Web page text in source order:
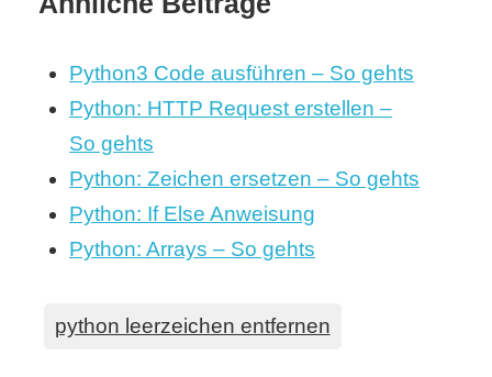
Python3 Code ausführen – So gehts
Python: HTTP Request erstellen –
So gehts
Python: Zeichen ersetzen – So gehts
Python: If Else Anweisung
Python: Arrays – So gehts
python leerzeichen entfernen